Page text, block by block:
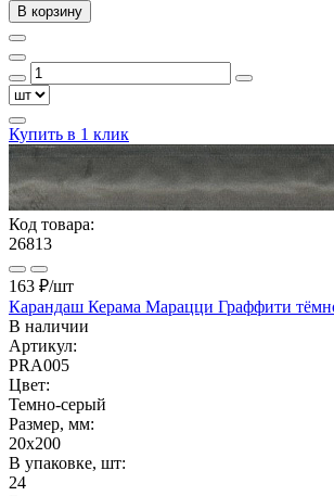
В корзину
Купить в 1 клик
Код товара:
26813
163 ₽/шт
Карандаш Керама Марацци Граффити
В наличии
Артикул:
PRA005
Цвет:
Темно-серый
Размер, мм:
20x200
В упаковке, шт:
24